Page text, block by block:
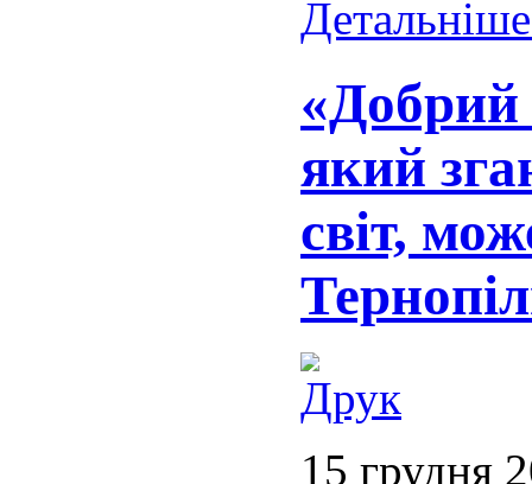
який
світ,
15 грудня